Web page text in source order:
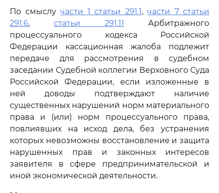
По смыслу части 1 статьи 291.1, части 7 статьи
291.6,статьи 291.11 Арбитражного
процессуального кодекса Российской
Федерации кассационная жалоба подлежит
передаче для рассмотрения в судебном
заседании Судебной коллегии Верховного Суда
Российской Федерации, если изложенные в
ней доводы подтверждают наличие
существенных нарушений норм материального
права и (или) норм процессуального права,
повлиявших на исход дела, без устранения
которых невозможны восстановление и защита
нарушенных прав и законных интересов
заявителя в сфере предпринимательской и
иной экономической деятельности.